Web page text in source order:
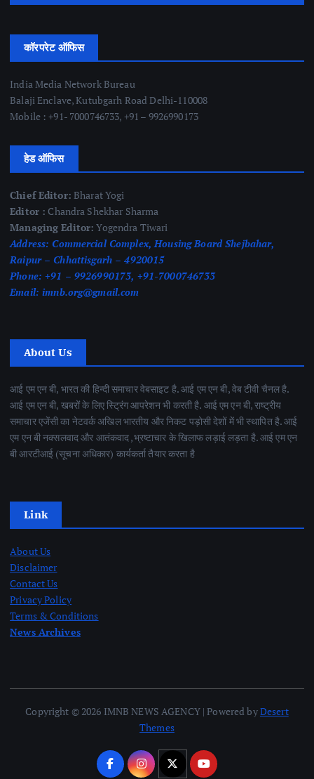
कॉरपरेट ऑफिस
India Media Network Bureau
Balaji Enclave, Kutubgarh Road Delhi-110008
Mobile : +91- 7000746733, +91 – 9926990173
हेड ऑफिस
Chief Editor: Bharat Yogi
Editor : Chandra Shekhar Sharma
Managing Editor: Yogendra Tiwari
Address: Commercial Complex, Housing Board Shejbahar,
Raipur – Chhattisgarh – 4920015
Phone: +91 – 9926990173, +91-7000746733
Email: imnb.org@gmail.com
About Us
आई एम एन बी, भारत की हिन्दी समाचार वेबसाइट है. आई एम एन बी, वेब टीवी चैनल है.
आई एम एन बी, खबरों के लिए स्ट्रिंग आपरेशन भी करती है. आई एम एन बी, राष्ट्रीय
समाचार एजेंसी का नेटवर्क अखिल भारतीय और निकट पड़ोसी देशों में भी स्थापित है. आई
एम एन बी नक्सलवाद और आतंकवाद ,भ्रष्टाचार के खिलाफ लड़ाई लड़ता है. आई एम एन
बी आरटीआई (सूचना अधिकार) कार्यकर्ता तैयार करता है
Link
About Us
Disclaimer
Contact Us
Privacy Policy
Terms & Conditions
News Archives
Copyright © 2026 IMNB NEWS AGENCY | Powered byDesert
Themes